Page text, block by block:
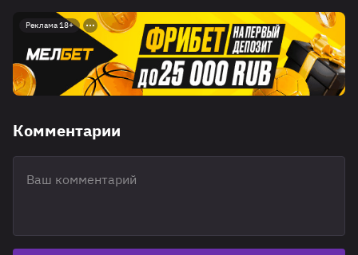
Реклама 18+
Комментарии